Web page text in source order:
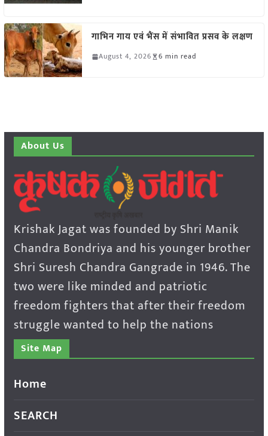
गाभिन गाय एवं भैंस में संभावित प्रसव के लक्षण
August 4, 2026 6 min read
About Us
Krishak Jagat was founded by Shri Manik
Chandra Bondriya and his younger brother
Shri Suresh Chandra Gangrade in 1946. The
two were like minded and patriotic
freedom fighters that after their freedom
struggle wanted to help the nations
Site Map
Home
SEARCH